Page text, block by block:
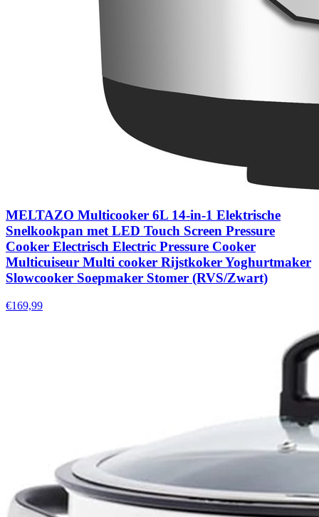
MELTAZO Multicooker 6L 14-in-1 Elektrische
Snelkookpan met LED Touch Screen Pressure
Cooker Electrisch Electric Pressure Cooker
Multicuiseur Multi cooker Rijstkoker Yoghurtmaker
Slowcooker Soepmaker Stomer (RVS/Zwart)
€169,99